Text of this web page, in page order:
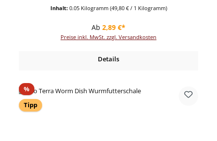
Inhalt: 0.05 Kilogramm (49,80 € / 1 Kilogramm)
Regulärer Preis:
Ab 2,89 €*
Preise inkl. MwSt. zzgl. Versandkosten
Details
%Rabatt
Tipp